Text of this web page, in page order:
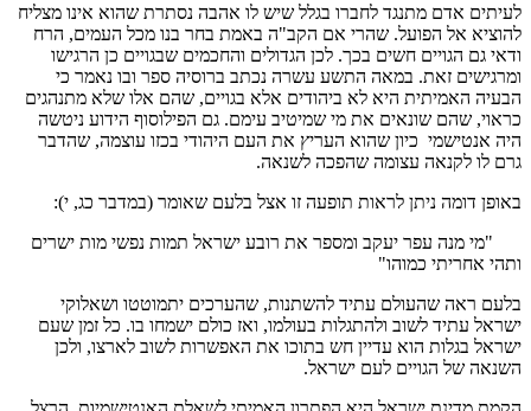
לעיתים אדם מתנגד לחברו בגלל שיש לו אהבה נסתרת שהוא אינו מצליח
להוציא אל הפועל. שהרי אם הקב"ה באמת בחר בנו מכל העמים, הרח
ודאי גם הגויים חשים בכך. לכן הגדולים והחכמים שבגויים כן הרגישו
ומרגישים זאת. במאה התשע עשרה נכתב ברוסיה ספר ובו נאמר כי
הבעיה האמיתית היא לא ביהודים אלא בגויים, שהם אלו שלא מתנהגים
כראוי, שהם שונאים את מי שמיטיב עימם. גם הפילוסוף הידוע ניטשה
היה אנטישמי כיון שהוא העריץ את העם היהודי בכזו עוצמה, שהדבר
גרם לו לקנאה עצומה שהפכה לשנאה.
באופן דומה ניתן לראות תופעה זו אצל בלעם שאומר (במדבר כג, י):
"מי מנה עפר יעקב ומספר את רובע ישראל תמות נפשי מות ישרים
ותהי אחריתי כמוהו"
בלעם ראה שהעולם עתיד להשתנות, שהערכים יתמוטטו ושאלוקי
ישראל עתיד לשוב ולהתגלות בעולמו, ואז כולם ישמחו בו. כל זמן שעם
ישראל בגלות הוא עדיין חש בתוכו את האפשרות לשוב לארצו, ולכן
השנאה של הגויים לעם ישראל.